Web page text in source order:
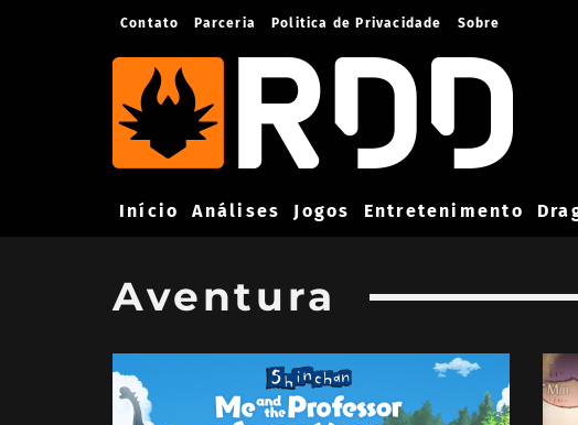
Contato Parceria Politica de Privacidade Sobre
Início Análises Jogos Entretenimento
Aventura